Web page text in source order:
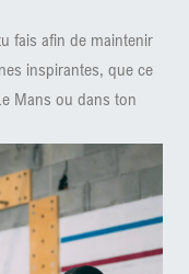
fais afin de maintenir
inspirantes, que ce
Mans ou dans ton